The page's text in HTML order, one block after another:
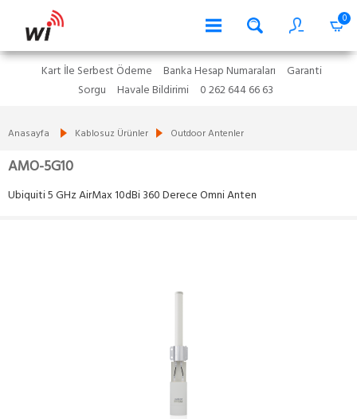
0
Kart İle Serbest Ödeme Banka Hesap Numaraları
Garanti
Sorgu
Havale Bildirimi 0 262 644 66 63
Anasayfa Kablosuz Ürünler Outdoor Antenler
AMO-5G10
Ubiquiti 5 GHz AirMax 10dBi 360 Derece Omni Anten